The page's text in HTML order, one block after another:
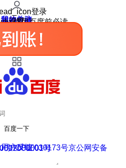
登录
我的关注
我的收藏
皮肤中心
用户反馈
设置
使用百度前必读
百度一下
用户反馈
京ICP证030173号
备11000002000001号